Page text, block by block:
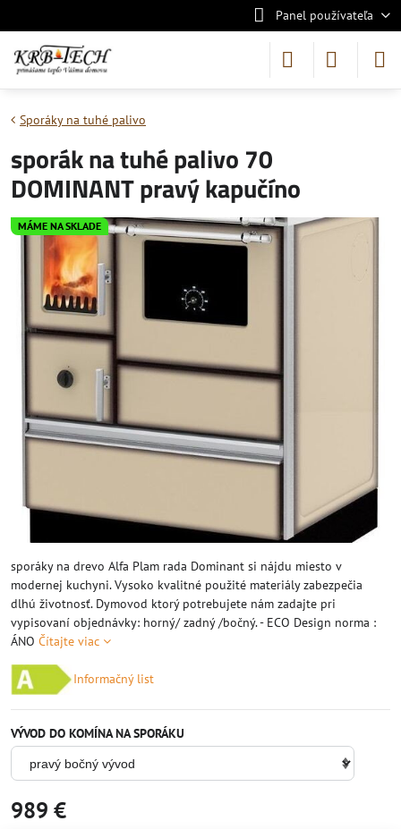
Panel používateľa
MÁME NA SKLADE
Sporáky na tuhé palivo
sporák na tuhé palivo 70
DOMINANT pravý kapučíno
sporáky na drevo Alfa Plam rada Dominant si nájdu miesto v
modernej kuchyni. Vysoko kvalitné použité materiály zabezpečia
dlhú životnosť. Dymovod ktorý potrebujete nám zadajte pri
vypisovaní objednávky: horný/ zadný /bočný. - ECO Design norma :
ÁNO Čítajte viac
Informačný list
VÝVOD DO KOMÍNA NA SPORÁKU
989 €